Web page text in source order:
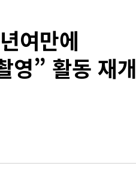
여만에
” 활동 재개